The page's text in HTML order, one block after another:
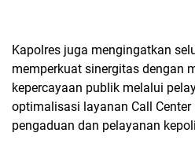
Kapolres juga mengingatkan
memperkuat sinergitas dengan
kepercayaan publik melalui
optimalisasi layanan Call
pengaduan dan pelayanan